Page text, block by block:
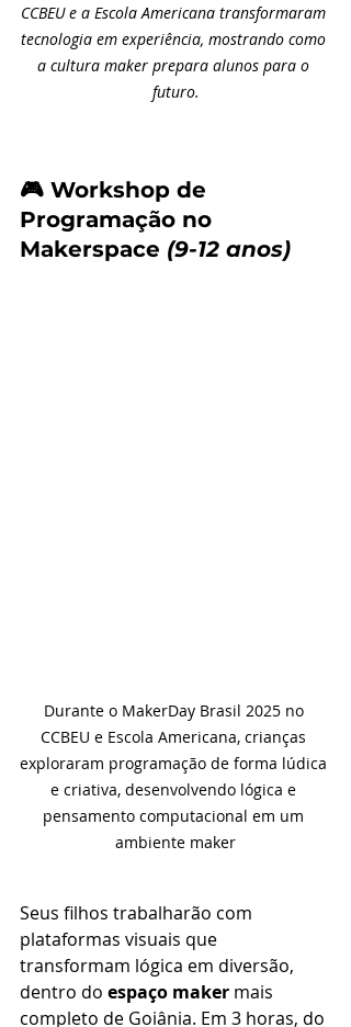
CCBEU e a Escola Americana transformaram
tecnologia em experiência, mostrando como
a cultura maker prepara alunos para o
futuro.
🎮 Workshop de
Programação no
Makerspace (9-12 anos)
Durante o MakerDay Brasil 2025 no
CCBEU e Escola Americana, crianças
exploraram programação de forma lúdica
e criativa, desenvolvendo lógica e
pensamento computacional em um
ambiente maker
Seus filhos trabalharão com
plataformas visuais que
transformam lógica em diversão,
dentro do espaço maker mais
completo de Goiânia. Em 3 horas, do